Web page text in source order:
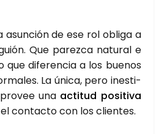
de ese rol obli­ga a
Que parez­ca natu­ral e
que dife­ren­cia a los bue­nos
La úni­ca, pero ines­ti­
una acti­tud posi­ti­va
con­tac­to con los clien­tes.